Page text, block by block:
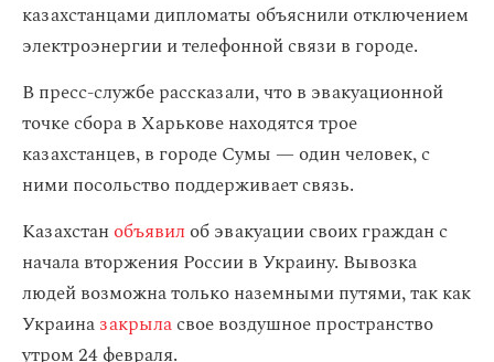
казахстанцами дипломаты объяснили отключением
электроэнергии и телефонной связи в городе.
В пресс-службе рассказали, что в эвакуационной
точке сбора в Харькове находятся трое
казахстанцев, в городе Сумы — один человек, с
ними посольство поддерживает связь.
Казахстан объявил об эвакуации своих граждан с
начала вторжения России в Украину. Вывозка
людей возможна только наземными путями, так как
Украиназакрыласвое воздушное пространство
утром 24 февраля.